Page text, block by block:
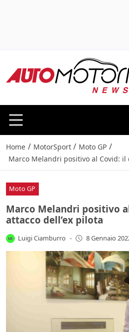
Home / MotorSport / Moto GP /
Marco Melandri positivo al Covid: il
Moto GP
Marco Melandri positivo
attacco dell’ex pilota
Luigi Ciamburro - 8 Gennaio